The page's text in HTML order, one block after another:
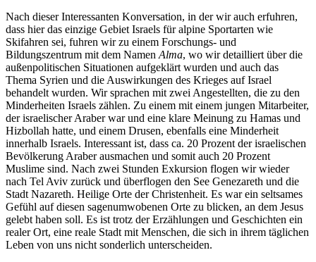
Nach dieser Interessanten Konversation, in der wir auch erfuhren,
dass hier das einzige Gebiet Israels für alpine Sportarten wie
Skifahren sei, fuhren wir zu einem Forschungs- und
Bildungszentrum mit dem Namen Alma, wo wir detailliert über die
außenpolitischen Situationen aufgeklärt wurden und auch das
Thema Syrien und die Auswirkungen des Krieges auf Israel
behandelt wurden. Wir sprachen mit zwei Angestellten, die zu den
Minderheiten Israels zählen. Zu einem mit einem jungen Mitarbeiter,
der israelischer Araber war und eine klare Meinung zu Hamas und
Hizbollah hatte, und einem Drusen, ebenfalls eine Minderheit
innerhalb Israels. Interessant ist, dass ca. 20 Prozent der israelischen
Bevölkerung Araber ausmachen und somit auch 20 Prozent
Muslime sind. Nach zwei Stunden Exkursion flogen wir wieder
nach Tel Aviv zurück und überflogen den See Genezareth und die
Stadt Nazareth. Heilige Orte der Christenheit. Es war ein seltsames
Gefühl auf diesen sagenumwobenen Orte zu blicken, an dem Jesus
gelebt haben soll. Es ist trotz der Erzählungen und Geschichten ein
realer Ort, eine reale Stadt mit Menschen, die sich in ihrem täglichen
Leben von uns nicht sonderlich unterscheiden.